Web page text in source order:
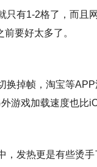
有1-2格了，而且
要好太多了。
掉帧，淘宝等
游戏加载速度也比
发热更是有些烫